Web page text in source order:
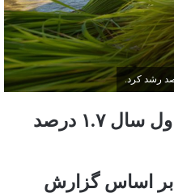
کشاورزی در شش ماه اول سال ۱.۷ درصد
اساس گزارش